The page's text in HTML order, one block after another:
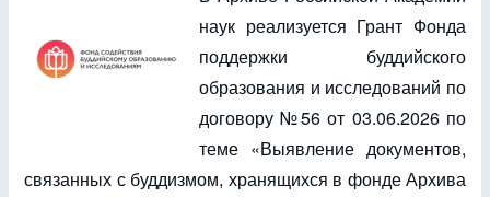
наук реализуется Грант Фонда
поддержки буддийского
образования и исследований по
договору №56 от 03.06.2026 по
теме «Выявление документов,
связанных с буддизмом, хранящихся в фонде Архива